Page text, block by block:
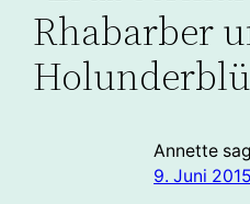
Rhabarber
Annette
9. Juni